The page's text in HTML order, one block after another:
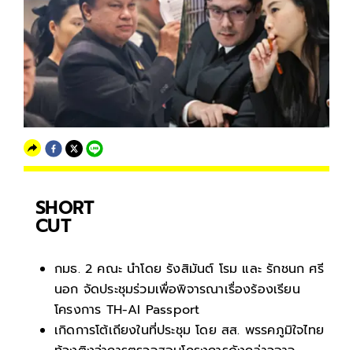
SHORT
CUT
กมธ. 2 คณะ นำโดย รังสิมันต์ โรม และ รักชนก ศรี
นอก จัดประชุมร่วมเพื่อพิจารณาเรื่องร้องเรียน
โครงการ TH-AI Passport
เกิดการโต้เถียงในที่ประชุม โดย สส. พรรคภูมิใจไทย